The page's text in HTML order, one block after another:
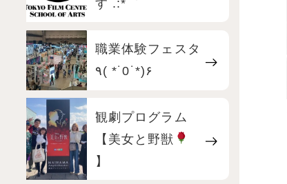
す .:*゜
職業体験フェスタ
٩( *˙0˙*)۶
観劇プログラム
【美女と野獣
】